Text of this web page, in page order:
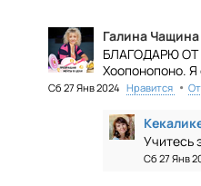
Галина Чащина
БЛАГОДАРЮ ОТ
Хоопонопоно.
Сб 27 Янв 2024 Нравится •
Учитесь
Сб 27 Янв